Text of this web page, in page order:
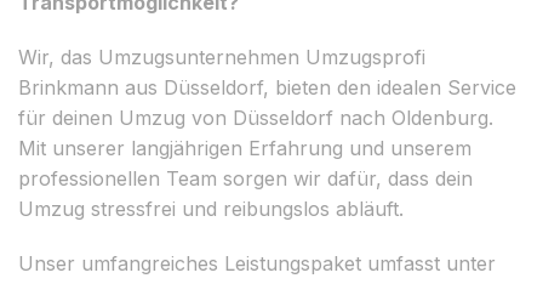
Wir, das Umzugsunternehmen Umzugsprofi
Brinkmann aus Düsseldorf, bieten den idealen Service
für deinen Umzug von Düsseldorf nach Oldenburg.
Mit unserer langjährigen Erfahrung und unserem
professionellen Team sorgen wir dafür, dass dein
Umzug stressfrei und reibungslos abläuft.
Unser umfangreiches Leistungspaket umfasst unter